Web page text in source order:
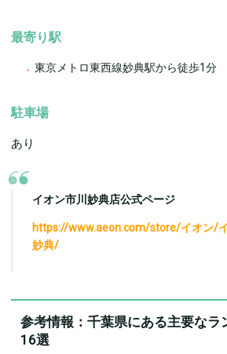
最寄り駅
東京メトロ東西線妙典駅から徒歩1分
駐車場
あり
イオン市川妙典店公式ページ
https://www.aeon.com/store/イオン/イ
妙典/
参考情報：千葉県にある主要なラ
16選